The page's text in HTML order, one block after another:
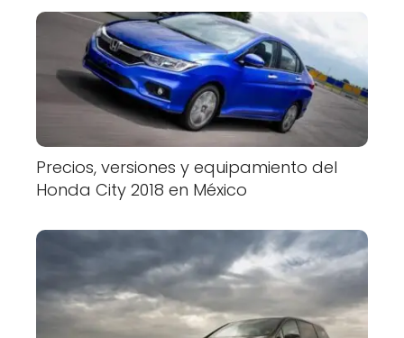
Precios, versiones y equipamiento del
Honda City 2018 en México